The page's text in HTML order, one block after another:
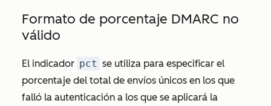
Formato de porcentaje DMARC no
válido
El indicador pct se utiliza para especificar el
porcentaje del total de envíos únicos en los que
falló la autenticación a los que se aplicará la